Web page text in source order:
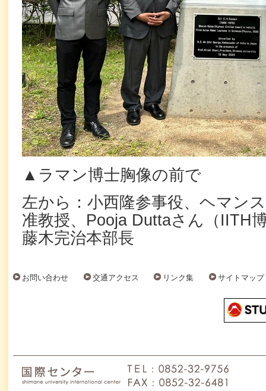
▲ラマン博士胸像の前で
左から：小西隆参事役、ヘマン
准教授、Pooja Duttaさん（IITH
藤木完治本部長
お問い合わせ 交通アクセス リンク集 サイトマップ